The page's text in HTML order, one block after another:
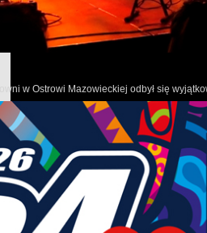
w Ostrowi Mazowieckiej odbył się